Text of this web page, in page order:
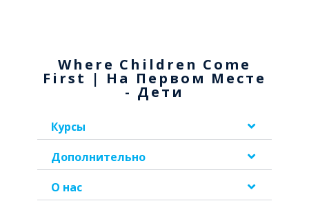
Where Children Come
First | На Первом Месте
- Дети
Курсы
Дополнительно
О нас